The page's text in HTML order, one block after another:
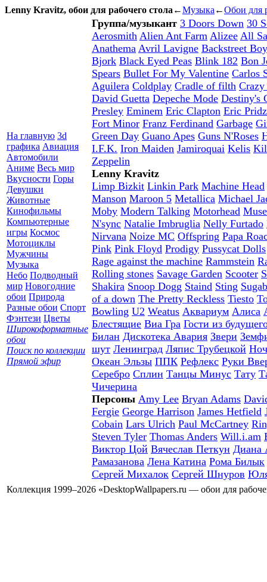
Lenny Kravitz, обои для рабочего стола ←Музыка ←Обои для
На главную 3d
графика Авиация
Автомобили
Аниме Весь мир
Вкусности Горы
Девушки
Животные
Кинофильмы
Компьютерные
игры Космос
Мотоциклы
Мужчины
Музыка
Небо Подводный
мир Новогодние
обои Природа
Разные обои Спорт
Фэнтези Цветы
Широкоформатные
обои
Поиск по коллекции
Прямой эфир
Группа/музыкант 3 Doors Down 30
Aerosmith Alien Ant Farm Alizee All
Anathema Avril Lavigne Backstreet
Bjork Black Eyed Peas Blink 182 Bon
Spears Bullet For My Valentine Carlos
Aguilera Coldplay Cradle of filth
David Guetta Depeche Mode Destiny's
Presley Eminem Eric Clapton Eric Pridz
Fort Minor Franz Ferdinand Garbage
Green Day Guano Apes Guns N'Roses
I.F.K. Iron Maiden Jamiroquai Kelis
Zeppelin
Lenny Kravitz
Limp Bizkit Linkin Park Machine Head
Manson Maroon 5 Metallica Michael
Moby Modern Talking Motorhead Muse
N'sync Natalie Imbruglia Nelly Furtado
Nirvana Noize MC Offspring Papa
Pink Pink Floyd Prodigy Pussycat Dolls
Rage against the machine Rammstein
Rolling stones Savage Garden Scooter
Shakira Snoop Dogg Staind Sting
of a down The Pretty Reckless Tiesto
Bowling U2 Weatus Аквариум Алиса
Блестящие Виа Гра Гости из
Билан Дискотека Авария Звери
шут Ленинград Ляпис Трубецкой
Океан Эльзы ППК Рефлекс Руки
Серебро Сплин Танцы Минус Тату
Чичерина
Персоны Amy Lee Bryan Adams
Fergie George Harrison James Hetfield
Cobain Lars Ulrich Paul McCartney
Steven Tyler Thomas Anders Will.i.am
Виктор Цой Вячеслав Петкун Диана
Рамазанова Лена Катина Рома Билык
Сергей Михалок Сергей Шнуров
Коллекция 1999–2026 «DesktopWallpapers.ru — обои для